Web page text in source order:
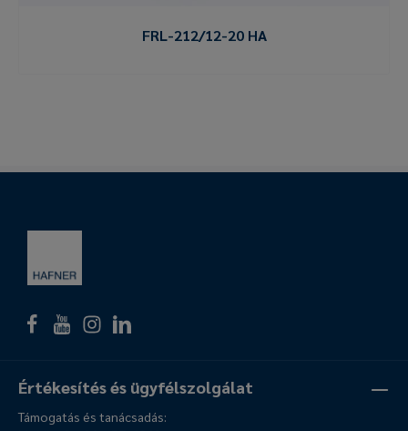
FRL-212/12-20 HA
Értékesítés és ügyfélszolgálat
Támogatás és tanácsadás: